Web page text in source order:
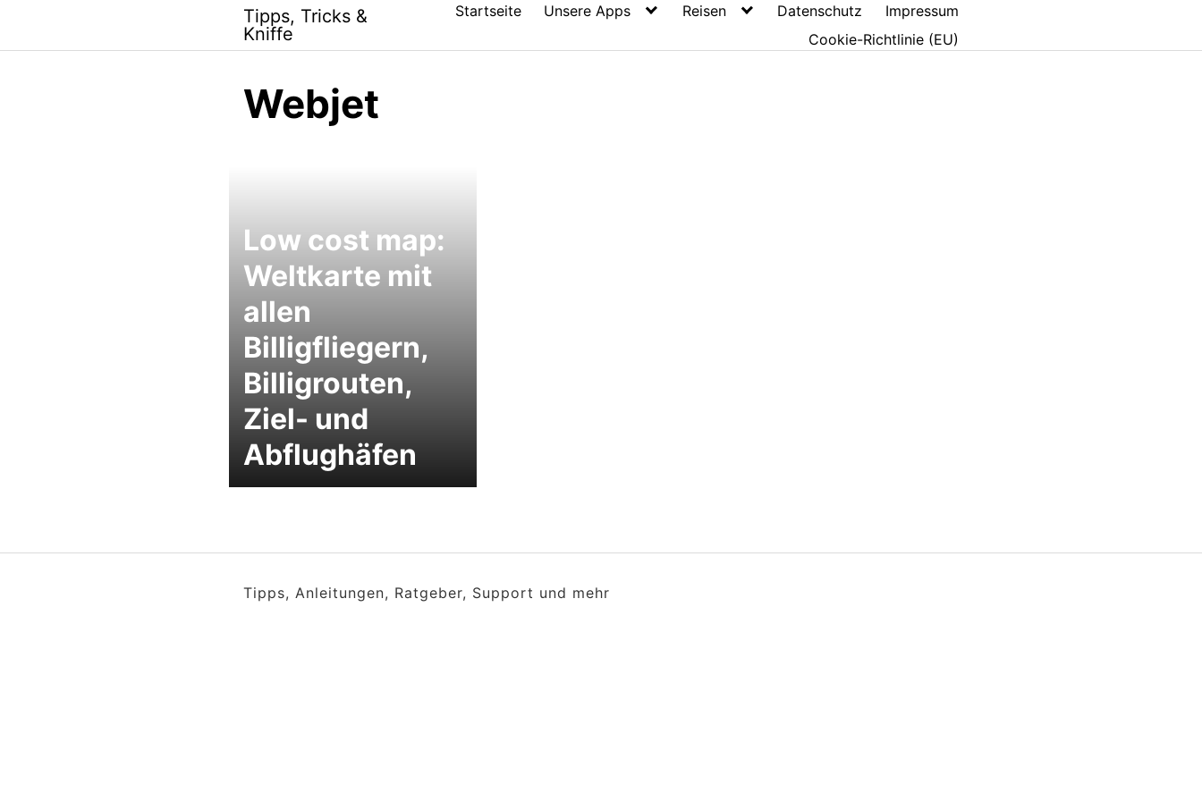
content
Tipps, Tricks &
Kniffe
Startseite Unsere Apps Reisen Datenschutz
Impressum
Cookie-Richtlinie (EU)
Webjet
Low cost map:
Weltkarte mit
allen
Billigfliegern,
Billigrouten,
Ziel- und
Abflughäfen
Tipps, Anleitungen, Ratgeber, Support und mehr